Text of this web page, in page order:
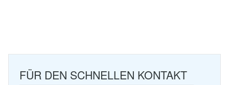
FÜR DEN SCHNELLEN KONTAKT